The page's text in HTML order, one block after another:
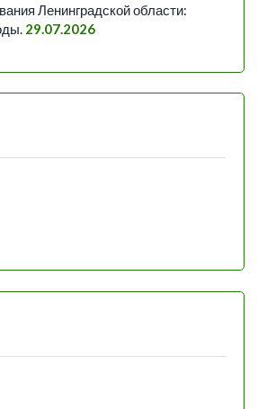
Ленинградской области:
29.07.2026